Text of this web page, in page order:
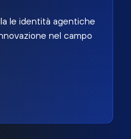
le identità agentiche
nel campo